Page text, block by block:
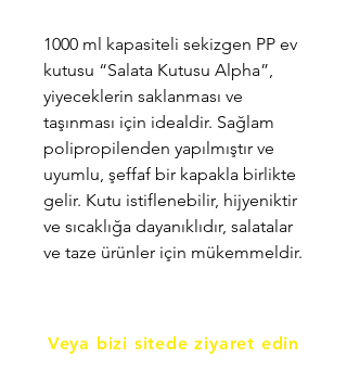
1000 ml kapasiteli sekizgen PP ev
kutusu “Salata Kutusu Alpha”,
yiyeceklerin saklanması ve
taşınması için idealdir. Sağlam
polipropilenden yapılmıştır ve
uyumlu, şeffaf bir kapakla birlikte
gelir. Kutu istiflenebilir, hijyeniktir
ve sıcaklığa dayanıklıdır, salatalar
ve taze ürünler için mükemmeldir.
Veya bizi sitede ziyaret edin